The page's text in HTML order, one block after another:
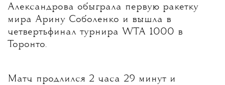
Александрова обыграла первую ракетку
мира Арину Соболенко и вышла в
четвертьфинал турнира WTA 1000 в
Торонто.
Матч продлился 2 часа 29 минут и